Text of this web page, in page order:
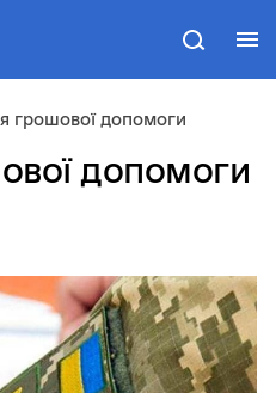
Пошук
грошової допомоги
допомоги